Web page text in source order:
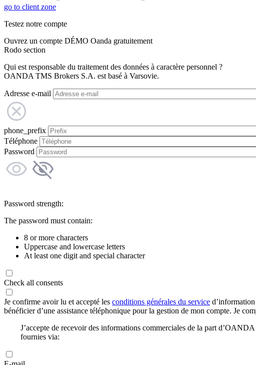
go to client zone
Testez notre compte
Ouvrez un compte DÉMO Oanda gratuitement
Rodo section
Qui est responsable du traitement des données à caractère personnel ?
OANDA TMS Brokers S.A. est basé à Varsovie.
Adresse e-mail
phone_prefix
Téléphone
Password
Password strength:
The password must contain:
8 or more characters
Uppercase and lowercase letters
At least one digit and special character
Check all consents
Je confirme avoir lu et accepté les conditions générales du service
bénéficier d’une assistance téléphonique pour la gestion de mon compte. Je
J’accepte de recevoir des informations commerciales de la part
fournies via: